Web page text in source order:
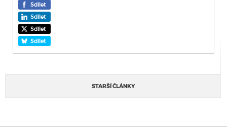
Sdílet
Sdílet
Sdílet
Sdílet
STARŠÍ ČLÁNKY